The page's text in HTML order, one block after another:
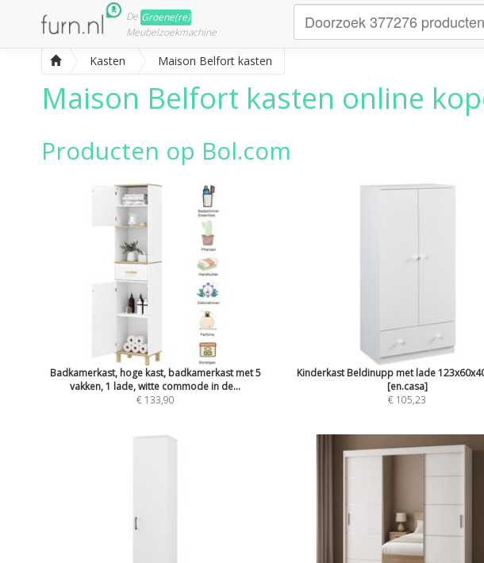
De Groene(re)
Meubelzoekmachine
Kasten Maison Belfort kasten
Maison Belfort kasten online
Producten op Bol.com
Badkamerkast, hoge kast, badkamerkast met 5
vakken, 1 lade, witte commode in de...
€ 133,90
Kinderkast Beldinupp met lade
[en.casa]
€ 105,23